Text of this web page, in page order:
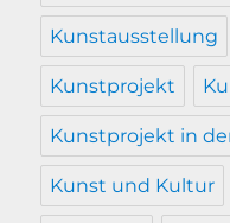
Kunstausstellung
Kunstprojekt
Kunstprojekt in
Kunst und Kultur